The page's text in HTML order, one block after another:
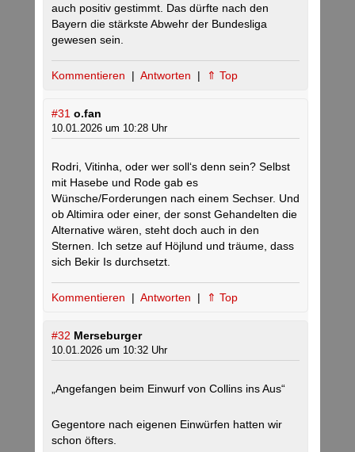
auch positiv gestimmt. Das dürfte nach den
Bayern die stärkste Abwehr der Bundesliga
gewesen sein.
Kommentieren | Antworten | ⇑ Top
#31 o.fan
10.01.2026 um 10:28 Uhr
Rodri, Vitinha, oder wer soll‘s denn sein? Selbst
mit Hasebe und Rode gab es
Wünsche/Forderungen nach einem Sechser. Und
ob Altimira oder einer, der sonst Gehandelten die
Alternative wären, steht doch auch in den
Sternen. Ich setze auf Höjlund und träume, dass
sich Bekir Is durchsetzt.
Kommentieren | Antworten | ⇑ Top
#32 Merseburger
10.01.2026 um 10:32 Uhr
„Angefangen beim Einwurf von Collins ins Aus“
Gegentore nach eigenen Einwürfen hatten wir
schon öfters.